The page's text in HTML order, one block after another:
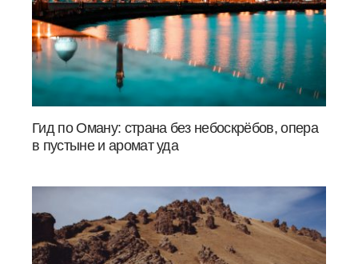
Гид по Оману: страна без небоскрёбов, опера
в пустыне и аромат уда